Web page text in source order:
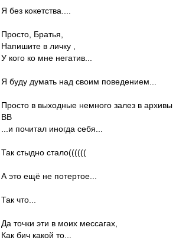
Я без кокетства....
Просто, Братья,
Напишите в личку ,
У кого ко мне негатив...
Я буду думать над своим поведением...
Просто в выходные немного залез в архивы
ВВ
...и почитал иногда себя...
Так стыдно стало((((((
А это ещё не потертое...
Так что...
Да точки эти в моих мессагах,
Как бич какой то...